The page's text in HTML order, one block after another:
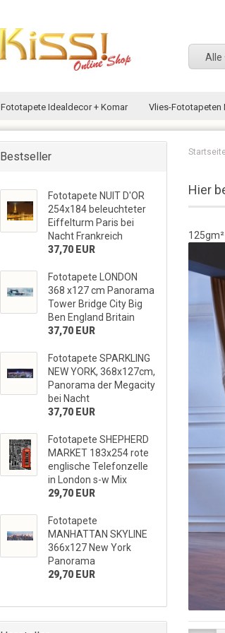
Alle
Fototapete Idealdecor + Komar Vlies-Fototapeten
Hier
Bestseller
Fototapete NUIT D'OR
254x184 beleuchteter
Eiffelturm Paris bei
Nacht Frankreich
37,70 EUR
Fototapete LONDON
368 x127 cm Panorama
Tower Bridge City Big
Ben England Britain
37,70 EUR
Fototapete SPARKLING
NEW YORK, 368x127cm,
Panorama der Megacity
bei Nacht
37,70 EUR
Fototapete SHEPHERD
MARKET 183x254 rote
englische Telefonzelle
in London s-w Mix
29,70 EUR
Fototapete
MANHATTAN SKYLINE
366x127 New York
Panorama
29,70 EUR